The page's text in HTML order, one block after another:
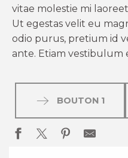
vitae molestie mi
Ut egestas velit eu
odio purus, pretium id
ante. Etiam vestibulum
BOUTON 1